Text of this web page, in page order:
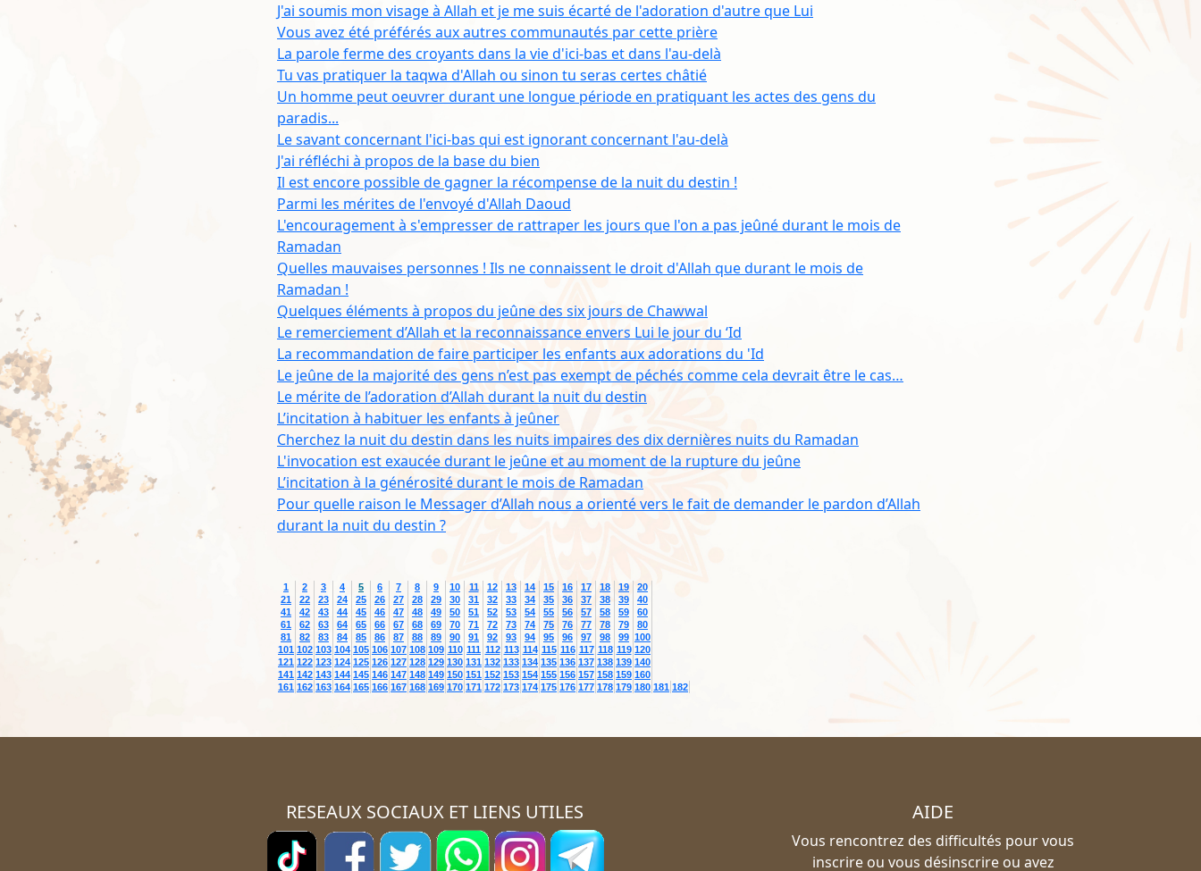
J'ai soumis mon visage à Allah et je me suis écarté de l'adoration d'autre que Lui
Vous avez été préférés aux autres communautés par cette prière
La parole ferme des croyants dans la vie d'ici-bas et dans l'au-delà
Tu vas pratiquer la taqwa d'Allah ou sinon tu seras certes châtié
Un homme peut oeuvrer durant une longue période en pratiquant les actes des gens du
paradis...
Le savant concernant l'ici-bas qui est ignorant concernant l'au-delà
J'ai réfléchi à propos de la base du bien
Il est encore possible de gagner la récompense de la nuit du destin !
Parmi les mérites de l'envoyé d'Allah Daoud
L'encouragement à s'empresser de rattraper les jours que l'on a pas jeûné durant le mois de
Ramadan
Quelles mauvaises personnes ! Ils ne connaissent le droit d'Allah que durant le mois de
Ramadan !
Quelques éléments à propos du jeûne des six jours de Chawwal
Le remerciement d’Allah et la reconnaissance envers Lui le jour du ‘Id
La recommandation de faire participer les enfants aux adorations du 'Id
Le jeûne de la majorité des gens n’est pas exempt de péchés comme cela devrait être le cas…
Le mérite de l’adoration d’Allah durant la nuit du destin
L’incitation à habituer les enfants à jeûner
Cherchez la nuit du destin dans les nuits impaires des dix dernières nuits du Ramadan
L'invocation est exaucée durant le jeûne et au moment de la rupture du jeûne
L’incitation à la générosité durant le mois de Ramadan
Pour quelle raison le Messager d’Allah nous a orienté vers le fait de demander le pardon d’Allah
durant la nuit du destin ?
1 2 3 4 5 6 7 8 9 10 11 12 13 14 15 16 17 18 19
20
21
22 23 24 25 26 27 28 29 30 31 32 33 34 35 36 37 38 39
40
41
42 43 44 45 46 47 48 49 50 51 52 53 54 55 56 57 58 59
60
61
62 63 64 65 66 67 68 69 70 71 72 73 74 75 76 77 78 79
80
81
82 83 84 85 86 87 88 89 90 91 92 93 94 95 96 97 98 99 100
101 102 103 104 105 106 107 108 109 110 111 112 113 114 115 116 117 118 119 120
121 122 123 124 125 126 127 128 129 130 131 132 133 134 135 136 137 138 139 140
141 142 143 144 145 146 147 148 149 150 151 152 153 154 155 156 157 158 159 160
161 162 163 164 165 166 167 168 169 170 171 172 173 174 175 176 177 178 179 180 181 182
RESEAUX SOCIAUX ET LIENS UTILES AIDE
Vous rencontrez des difficultés pour vous
inscrire ou vous désinscrire ou avez